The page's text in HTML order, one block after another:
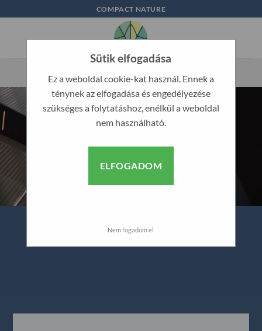
to
COMPACT NATURE
Sütik elfogadása
Ez a weboldal cookie-kat használ. Ennek a
ténynek az elfogadása és engedélyezése
szükséges a folytatáshoz, enélkül a weboldal
nem használható.
ELFOGADOM
Nem fogadom el